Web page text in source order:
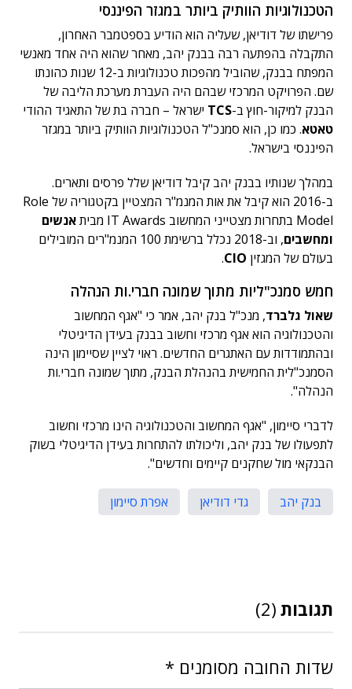
הטכנולוגיות הוותיק ביותר במגזר הפיננסי
פרישתו של דודיאן, שעליה הוא הודיע בספטמבר האחרון,
התקבלה בהפתעה רבה בבנק יהב, מאחר שהוא היה אחד מאנשי
המפתח בבנק, שהוביל מהפכות טכנולוגיות ב-12 שנות כהונתו
שם. הפרויקט המרכזי שבהם היה העברת מערכת הליבה של
הבנק למיקור-חוץ ב-TCS ישראל – חברה בת של התאגיד ההודי
טאטא. כמו כן, הוא סמנכ"ל הטכנולוגיות הוותיק ביותר במגזר
הפיננסי בישראל.
במהלך שנותיו בבנק יהב קיבל דודיאן שלל פרסים ותארים.
ב-2016 הוא קיבל את אות המנמ"ר המצטיין בקטגוריה של Role
Model בתחרות מצטייני המחשוב IT Awards מבית
אנשים
ומחשבים
, וב-2018 נכלל ברשימת 100 המנמ"רים המובילים
בעולם של המגזין CIO
.
חמש סמנכ"ליות מתוך שמונה חברי.ות הנהלה
שאול גלברד, מנכ"ל בנק יהב, אמר כי "אגף המחשוב
והטכנולוגיה הוא אגף מרכזי וחשוב בבנק בעידן הדיגיטלי
ובהתמודדות עם האתגרים החדשים. ראוי לציין שסיימון הינה
הסמנכ"לית החמישית בהנהלת הבנק, מתוך שמונה חברי.ות
הנהלה".
לדברי סיימון, "אגף המחשוב והטכנולוגיה הינו מרכזי וחשוב
לתפעולו של בנק יהב, וליכולתו להתחרות בעידן הדיגיטלי בשוק
הבנקאי מול שחקנים קיימים וחדשים".
בנק יהב גדי דודיאן אפרת סיימון
תגובות (2)
שדות החובה מסומנים *